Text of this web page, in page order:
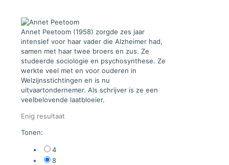
Annet Peetoom (1958) zorgde zes jaar
intensief voor haar vader die Alzheimer had,
samen met haar twee broers en zus. Ze
studeerde sociologie en psychosynthese. Ze
werkte veel met en voor ouderen in
Welzijnsstichtingen en is nu
uitvaartondernemer. Als schrijver is ze een
veelbelovende laatbloeier.
Enig resultaat
Tonen:
4
8